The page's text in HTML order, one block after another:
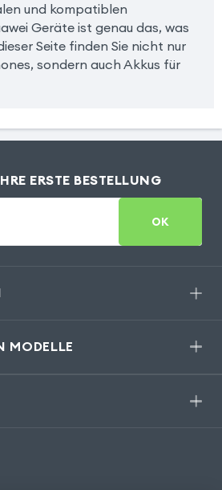
und kompatiblen
Geräte ist genau das, was
Seite finden Sie nicht nur
sondern auch Akkus für
ERSTE BESTELLUNG
OK
MODELLE